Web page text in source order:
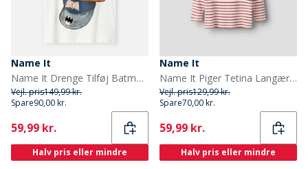
Name It
Name It Drenge Tilføj Batman T Shirt Cloud Dancer
Vejl. pris149,99 kr.
Spare90,00 kr.
Current
59,99 kr.
Halv pris eller mindre
Name It
Name It Piger Tetina Langærmet T-shirt Scarlet
Vejl. pris129,99 kr.
Spare70,00 kr.
Current
59,99 kr.
Halv pris eller mindre